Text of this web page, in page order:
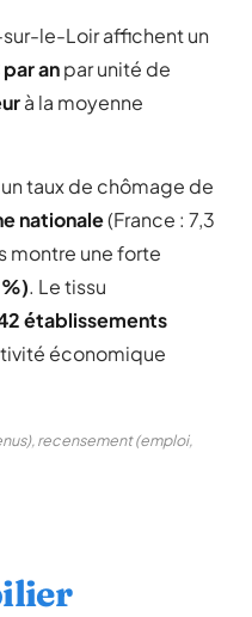
le-Loir affichent un
anpar unité de
à la moyenne
taux de chômage de
nationale(France : 7,3
montre une forte
. Le tissu
établissements
économique
recensement (emploi,